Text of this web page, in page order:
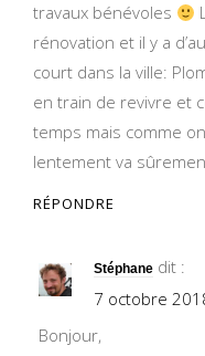
travaux bénévoles
rénovation et il y a
court dans la ville:
en train de revivre et
temps mais comme
lentement va
RÉPONDRE
Stéphane dit :
7 octobre
Bonjour,